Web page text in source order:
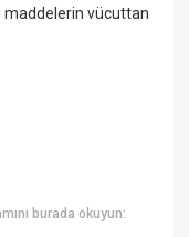
maddelerin vücuttan
burada okuyun: